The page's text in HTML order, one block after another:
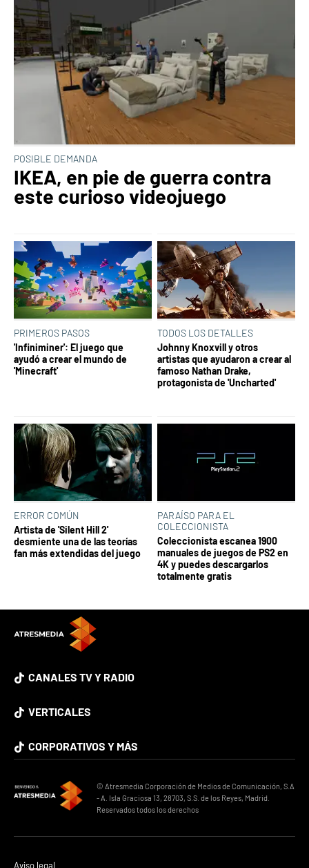
POSIBLE DEMANDA
IKEA, en pie de guerra contra
este curioso videojuego
PRIMEROS PASOS
'Infiniminer': El juego que
ayudó a crear el mundo de
'Minecraft'
TODOS LOS DETALLES
Johnny Knoxvill y otros
artistas que ayudaron a crear al
famoso Nathan Drake,
protagonista de 'Uncharted'
ERROR COMÚN
Artista de 'Silent Hill 2'
desmiente una de las teorías
fan más extendidas del juego
PARAÍSO PARA EL
COLECCIONISTA
Coleccionista escanea 1900
manuales de juegos de PS2 en
4K y puedes descargarlos
totalmente gratis
CANALES TV Y RADIO
VERTICALES
CORPORATIVOS Y MÁS
© Atresmedia Corporación de Medios de Comunicación, S.A
- A. Isla Graciosa 13, 28703, S.S. de los Reyes, Madrid.
Reservados todos los derechos
Aviso legal